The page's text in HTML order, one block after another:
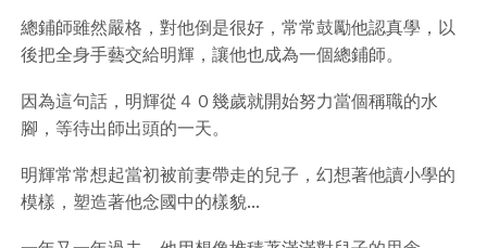
總鋪師雖然嚴格，對他倒是很好，常常鼓勵他認真學，以
後把全身手藝交給明輝，讓他也成為一個總鋪師。
因為這句話，明輝從４０幾歲就開始努力當個稱職的水
腳，等待出師出頭的一天。
明輝常常想起當初被前妻帶走的兒子，幻想著他讀小學的
模樣，塑造著他念國中的樣貌...